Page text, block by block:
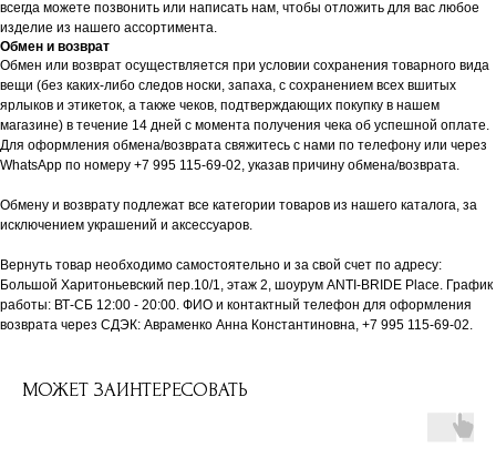
всегда можете позвонить или написать нам, чтобы отложить для вас любое
изделие из нашего ассортимента.
Обмен и возврат
Обмен или возврат осуществляется при условии сохранения товарного вида
вещи (без каких-либо следов носки, запаха, с сохранением всех вшитых
ярлыков и этикеток, а также чеков, подтверждающих покупку в нашем
магазине) в течение 14 дней с момента получения чека об успешной оплате.
Для оформления обмена/возврата свяжитесь с нами по телефону или через
WhatsApp по номеру +7 995 115-69-02, указав причину обмена/возврата.
Обмену и возврату подлежат все категории товаров из нашего каталога, за
исключением украшений и аксессуаров.
Вернуть товар необходимо самостоятельно и за свой счет по адресу:
Большой Харитоньевский пер.10/1, этаж 2, шоурум ANTI-BRIDE Place. График
работы: ВТ-СБ 12:00 - 20:00. ФИО и контактный телефон для оформления
возврата через СДЭК: Авраменко Анна Константиновна, +7 995 115-69-02.
МОЖЕТ ЗАИНТЕРЕСОВАТЬ